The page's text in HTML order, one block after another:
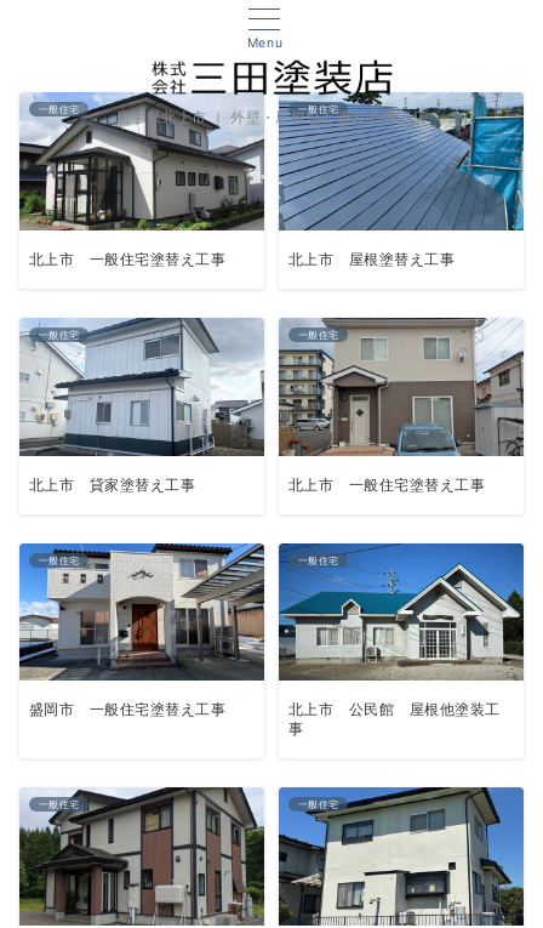
Menu
岩手県北上市 ｜ 外壁・屋根など塗装の専門店
一般住宅
北上市 一般住宅塗替え工事
一般住宅
北上市 屋根塗替え工事
一般住宅
北上市 貸家塗替え工事
一般住宅
北上市 一般住宅塗替え工事
一般住宅
盛岡市 一般住宅塗替え工事
一般住宅
北上市 公民館 屋根他塗装工
事
一般住宅 一般住宅